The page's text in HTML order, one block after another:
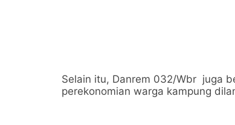
Selain itu, Danrem 032/Wbr juga
perekonomian warga kampung